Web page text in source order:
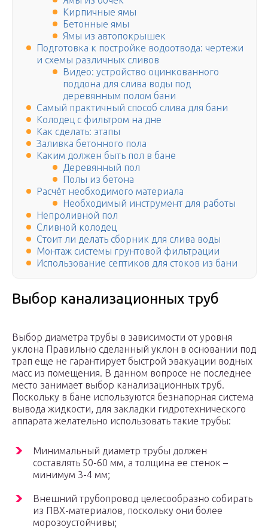
Кирпичные ямы
Бетонные ямы
Ямы из автопокрышек
Подготовка к постройке водоотвода: чертежи
и схемы различных сливов
Видео: устройство оцинкованного
поддона для слива воды под
деревянным полом бани
Самый практичный способ слива для бани
Колодец с фильтром на дне
Как сделать: этапы
Заливка бетонного пола
Каким должен быть пол в бане
Деревянный пол
Полы из бетона
Расчёт необходимого материала
Необходимый инструмент для работы
Непроливной пол
Сливной колодец
Стоит ли делать сборник для слива воды
Монтаж системы грунтовой фильтрации
Использование септиков для стоков из бани
Выбор канализационных труб
Выбор диаметра трубы в зависимости от уровня
уклона Правильно сделанный уклон в основании под
трап еще не гарантирует быстрой эвакуации водных
масс из помещения. В данном вопросе не последнее
место занимает выбор канализационных труб.
Поскольку в бане используются безнапорная система
вывода жидкости, для закладки гидротехнического
аппарата желательно использовать такие трубы:
Минимальный диаметр трубы должен
составлять 50-60 мм, а толщина ее стенок –
минимум 3-4 мм;
Внешний трубопровод целесообразно собирать
из ПВХ-материалов, поскольку они более
морозоустойчивы;